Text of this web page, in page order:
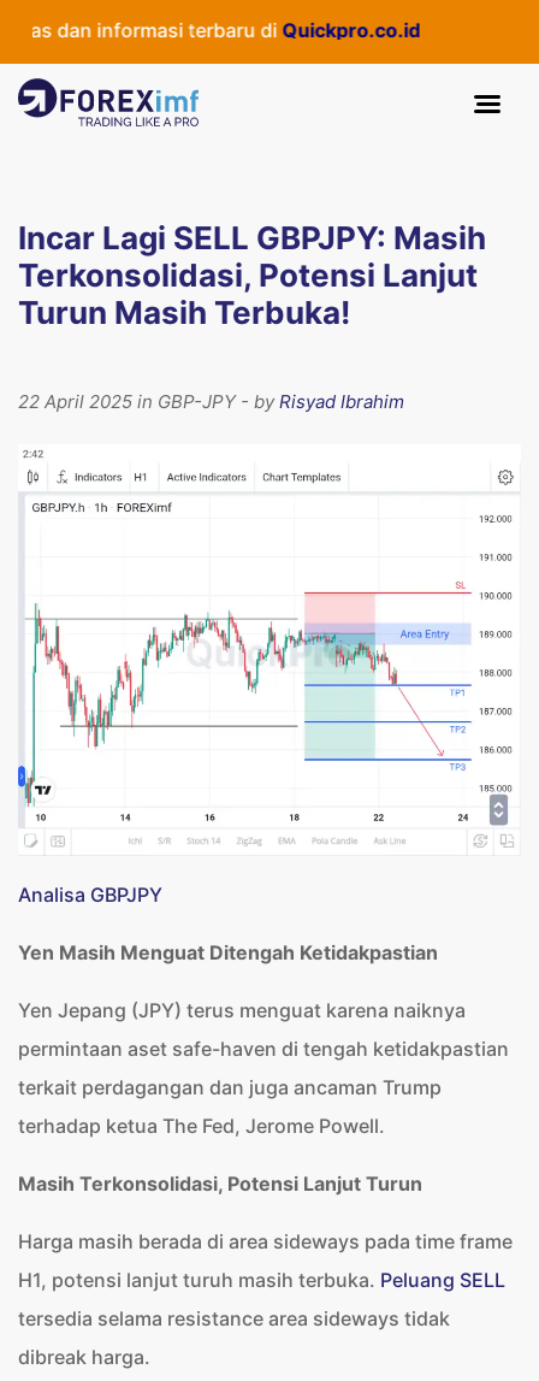
dan informasi terbaru di Quickpro.co.id
Incar Lagi SELL GBPJPY: Masih
Terkonsolidasi, Potensi Lanjut
Turun Masih Terbuka!
22 April 2025 in GBP-JPY - byRisyad Ibrahim
Analisa GBPJPY
Yen Masih Menguat Ditengah Ketidakpastian
Yen Jepang (JPY) terus menguat karena naiknya
permintaan aset safe-haven di tengah ketidakpastian
terkait perdagangan dan juga ancaman Trump
terhadap ketua The Fed, Jerome Powell.
Masih Terkonsolidasi, Potensi Lanjut Turun
Harga masih berada di area sideways pada time frame
H1, potensi lanjut turuh masih terbuka. Peluang SELL
tersedia selama resistance area sideways tidak
dibreak harga.